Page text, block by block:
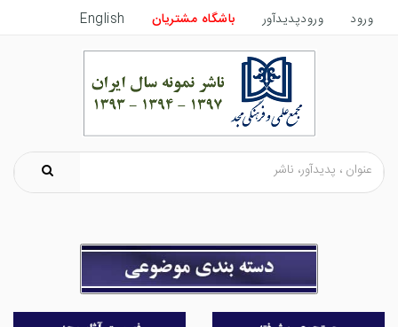
ورود ورودپدیدآور باشگاه مشتریان English